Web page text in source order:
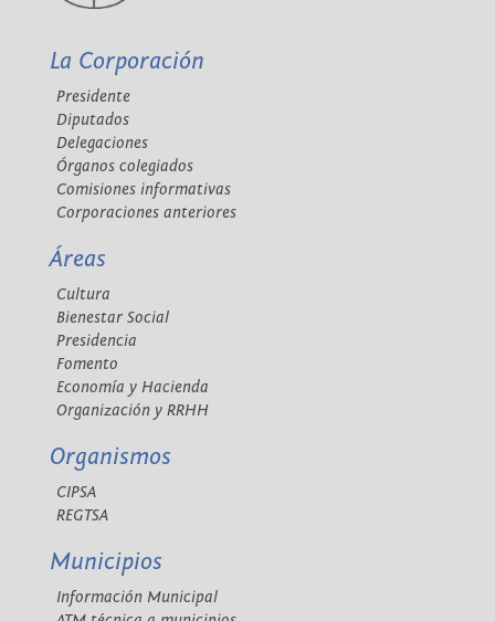
La Corporación
Presidente
Diputados
Delegaciones
Órganos colegiados
Comisiones informativas
Corporaciones anteriores
Áreas
Cultura
Bienestar Social
Presidencia
Fomento
Economía y Hacienda
Organización y RRHH
Organismos
CIPSA
REGTSA
Municipios
Información Municipal